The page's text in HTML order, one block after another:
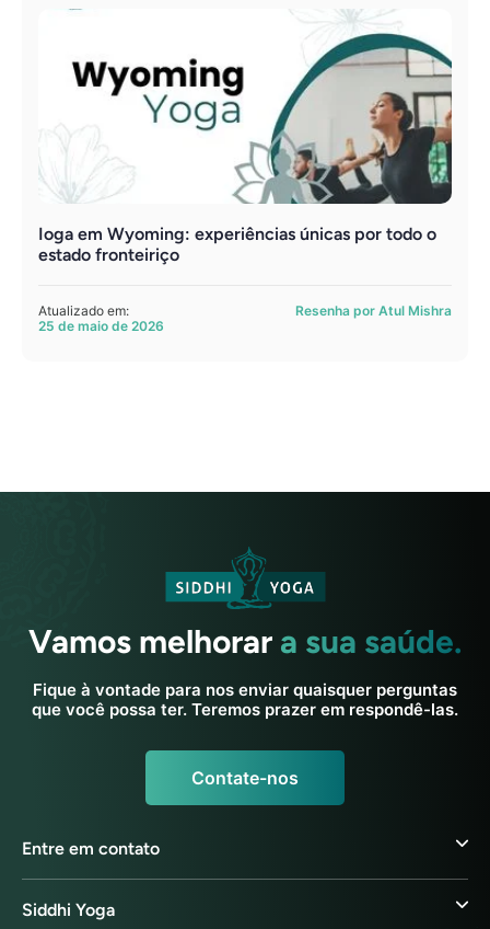
Ioga em Wyoming: experiências únicas por todo o
estado fronteiriço
Atualizado em:
25 de maio de 2026
Resenha por Atul Mishra
Vamos melhorar a sua saúde.
Fique à vontade para nos enviar quaisquer perguntas
que você possa ter. Teremos prazer em respondê-las.
Contate-nos
Entre em contato
Siddhi Yoga